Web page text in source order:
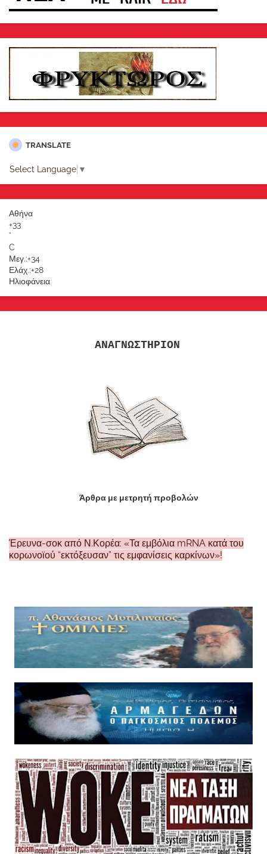
TRANSLATE
Select Language ▼
Αθήνα
+33
°
C
Μεγ.:+34
Ελάχ.:+28
Ηλιοφάνεια
ΑΝΑΓΝΩΣΤΗΡΙΟΝ
Άρθρα με μετρητή προβολών
Έρευνα-σοκ από Ν.Κορέα: «Τα εμβόλια mRNA κατά του
κορωνοϊού “εκτόξευσαν” τις εμφανίσεις καρκίνων»!